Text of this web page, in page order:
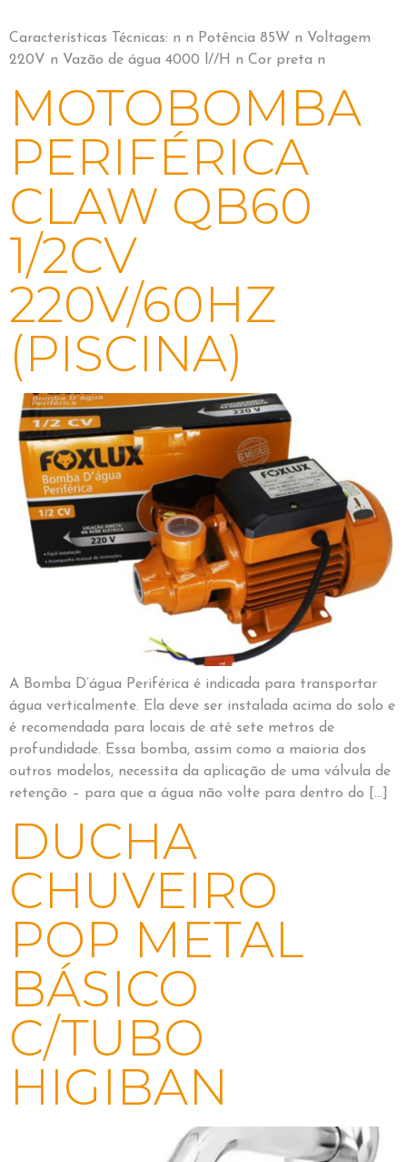
Características Técnicas: n n Potência 85W n Voltagem
220V n Vazão de água 4000 l//H n Cor preta n
MOTOBOMBA
PERIFÉRICA
CLAW QB60
1/2CV
220V/60HZ
(PISCINA)
A Bomba D’água Periférica é indicada para transportar
água verticalmente. Ela deve ser instalada acima do solo e
é recomendada para locais de até sete metros de
profundidade. Essa bomba, assim como a maioria dos
outros modelos, necessita da aplicação de uma válvula de
retenção – para que a água não volte para dentro do […]
DUCHA
CHUVEIRO
POP METAL
BÁSICO
C/TUBO
HIGIBAN